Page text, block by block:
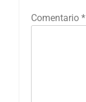
Comentario *